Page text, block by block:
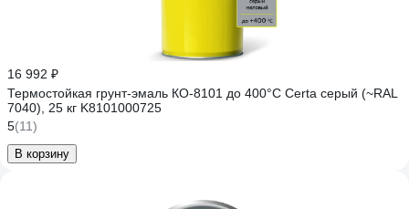
16 992 ₽
Термостойкая грунт-эмаль КО-8101 до 400°С Certa серый (~RAL
7040), 25 кг K8101000725
5(11)
В корзину